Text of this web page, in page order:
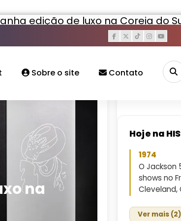
Sobre o site Contato
edição de luxo na Coreia do
na
Hoje na
1974
O Jackson
shows no
Cleveland,
Ver mais (2)